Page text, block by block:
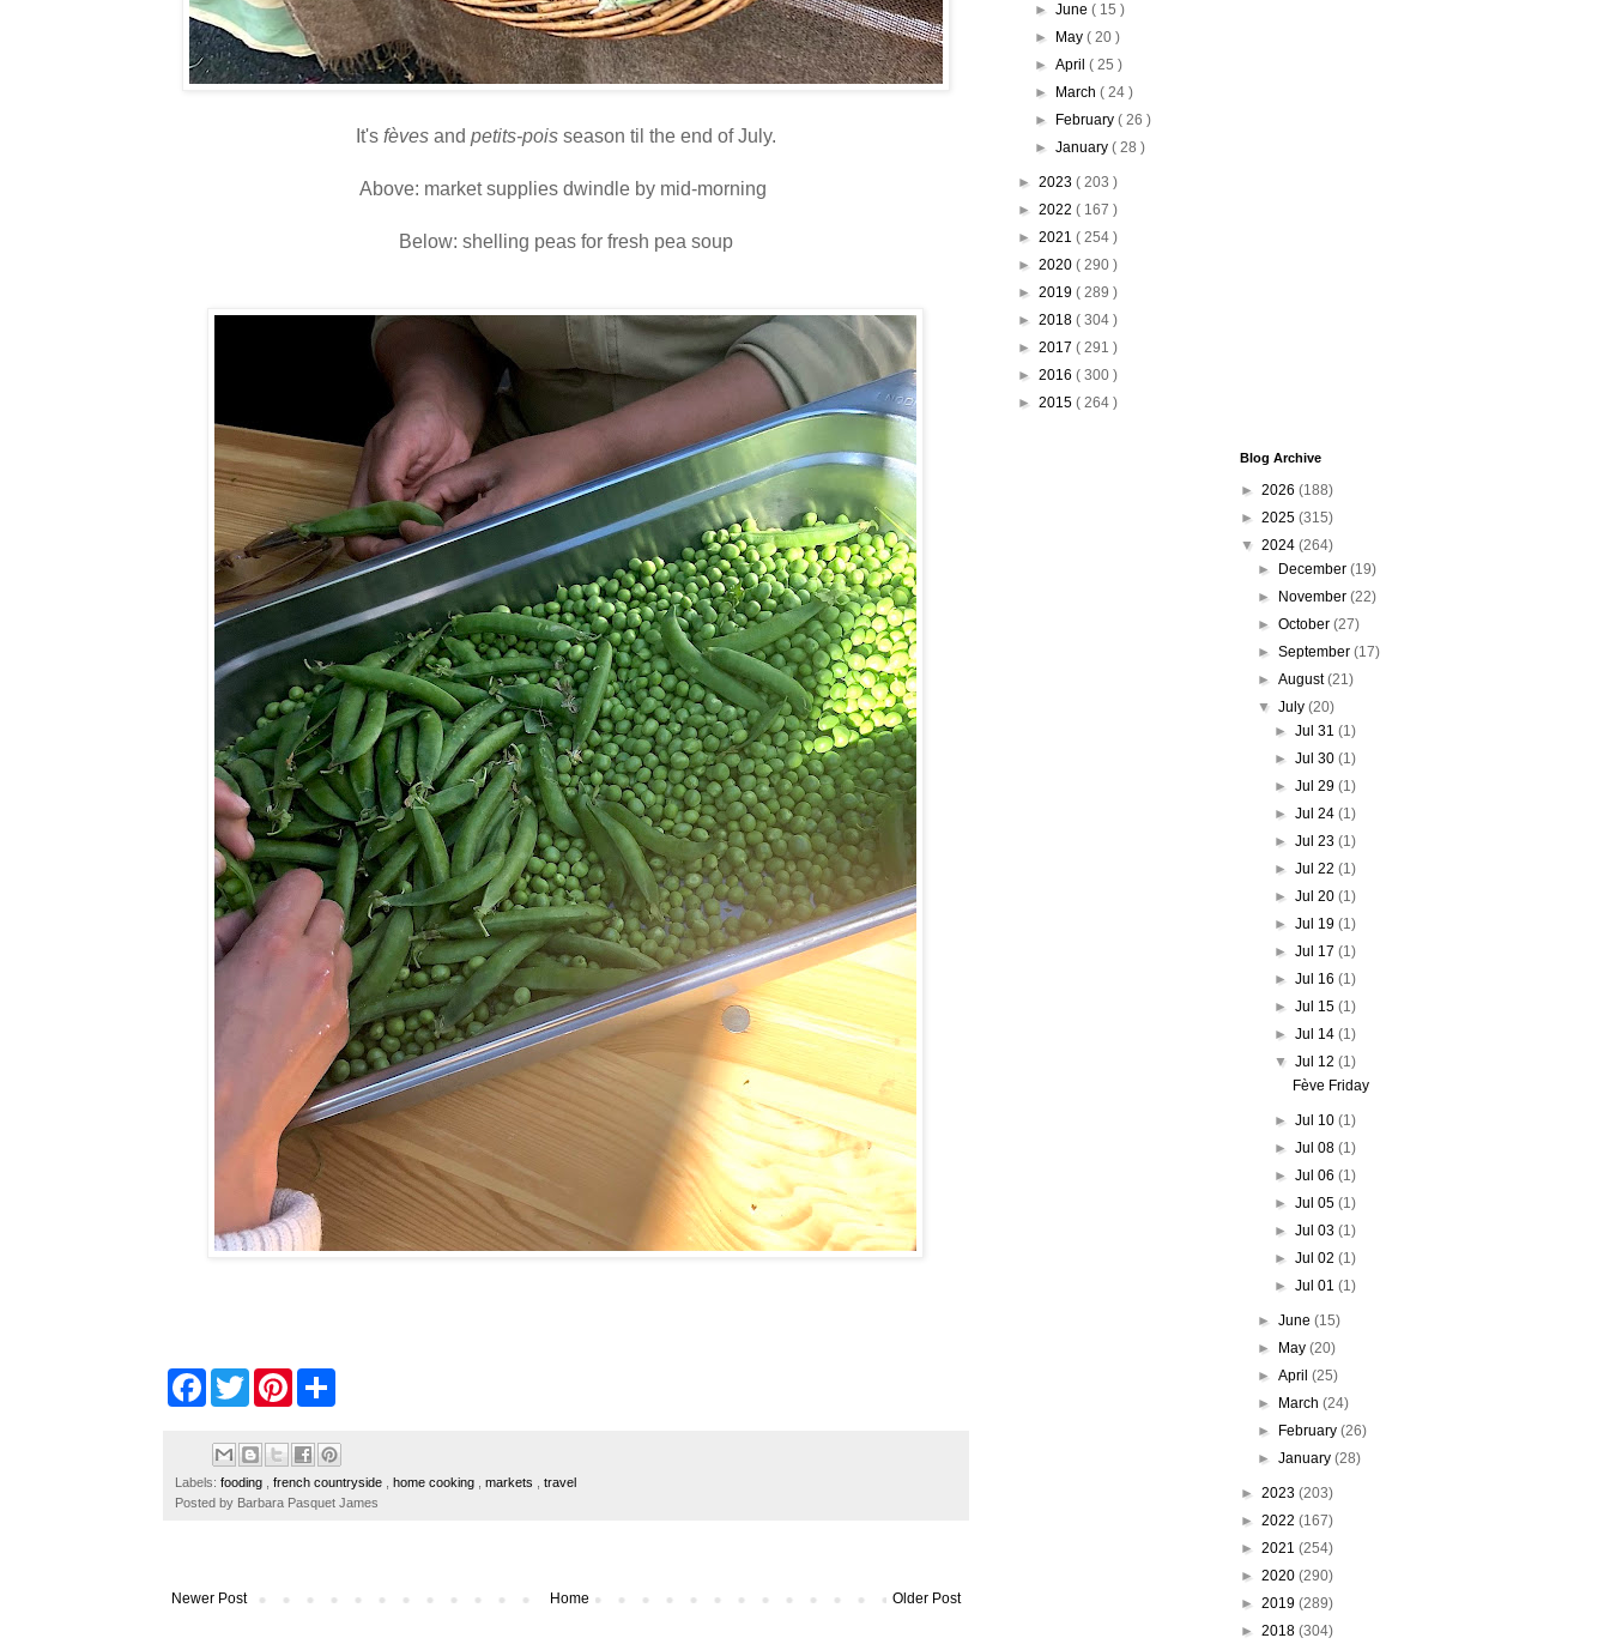
It's fèvesand petits-poisseason til the end of July.
Above: market supplies dwindle by mid-morning
Below: shelling peas for fresh pea soup
o
k
w
t
s
e
Labels: fooding , french countryside , home cooking , markets , travel
Posted by Barbara Pasquet James
Newer Post Older Post
Home
► June ( 15 )
►
May ( 20 )
► April ( 25 )
►
March ( 24 )
►
February ( 26 )
► January ( 28 )
► 2023 ( 203 )
► 2022 ( 167 )
► 2021 ( 254 )
► 2020 ( 290 )
► 2019 ( 289 )
► 2018 ( 304 )
► 2017 ( 291 )
► 2016 ( 300 )
► 2015 ( 264 )
Blog Archive
► 2026 (188)
► 2025 (315)
▼ 2024 (264)
►
December (19)
►
November (22)
► October (27)
► September (17)
► August(21)
▼ July (20)
►Jul 31(1)
►Jul 30(1)
►Jul 29(1)
►Jul 24(1)
►Jul 23(1)
►Jul 22(1)
►Jul 20(1)
►Jul 19(1)
►Jul 17(1)
►Jul 16(1)
►Jul 15(1)
►Jul 14(1)
▼Jul 12(1)
Fève Friday
►Jul 10(1)
►Jul 08(1)
►Jul 06(1)
►Jul 05(1)
►Jul 03(1)
►Jul 02(1)
►Jul 01(1)
► June (15)
►
May (20)
► April (25)
►
March (24)
►
February (26)
► January (28)
► 2023 (203)
► 2022 (167)
► 2021 (254)
► 2020 (290)
► 2019 (289)
► 2018 (304)